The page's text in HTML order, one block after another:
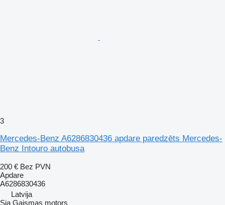
3
Mercedes-Benz A6286830436 apdare paredzēts Mercedes-
Benz Intouro autobusa
200 € Bez PVN
Apdare
A6286830436
Latvija
Sia Gaismas motors